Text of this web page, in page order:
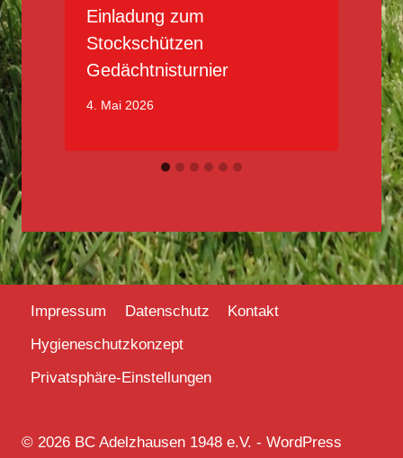
Einladung zum
Stockschützen
Gedächtnisturnier
4. Mai 2026
Impressum Datenschutz
Kontakt
Hygieneschutzkonzept
Privatsphäre-Einstellungen
© 2026 BC Adelzhausen 1948 e.V. - WordPress